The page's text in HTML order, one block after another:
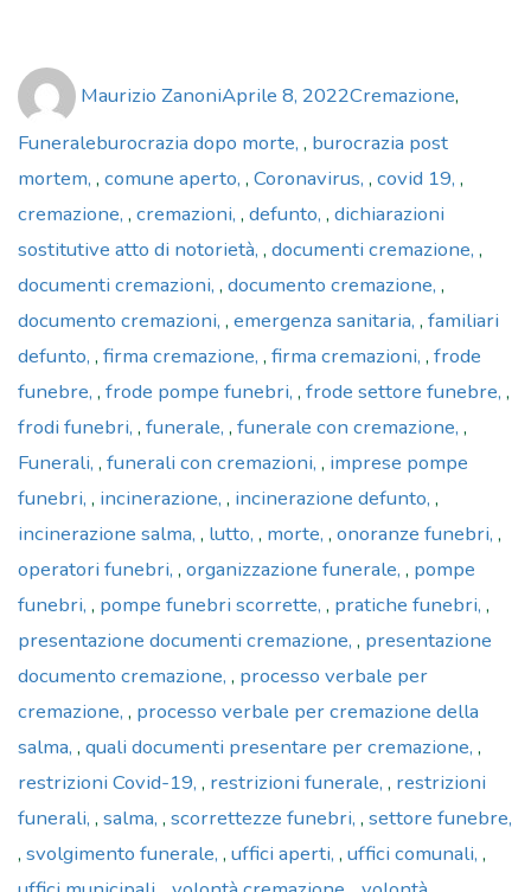
Maurizio Zanonion
Aprile 8, 2022Cremazione,
FuneraleTags
burocrazia dopo morte , burocrazia post
mortem , comune aperto , Coronavirus , covid 19 ,
cremazione , cremazioni , defunto , dichiarazioni
sostitutive atto di notorietà , documenti cremazione ,
documenti cremazioni , documento cremazione ,
documento cremazioni , emergenza sanitaria , familiari
defunto , firma cremazione , firma cremazioni , frode
funebre , frode pompe funebri , frode settore funebre ,
frodi funebri , funerale , funerale con cremazione ,
Funerali , funerali con cremazioni , imprese pompe
funebri , incinerazione , incinerazione defunto ,
incinerazione salma , lutto , morte , onoranze funebri ,
operatori funebri , organizzazione funerale , pompe
funebri , pompe funebri scorrette , pratiche funebri ,
presentazione documenti cremazione , presentazione
documento cremazione , processo verbale per
cremazione , processo verbale per cremazione della
salma , quali documenti presentare per cremazione ,
restrizioni Covid-19 , restrizioni funerale , restrizioni
funerali , salma , scorrettezze funebri , settore funebre
, svolgimento funerale , uffici aperti , uffici comunali ,